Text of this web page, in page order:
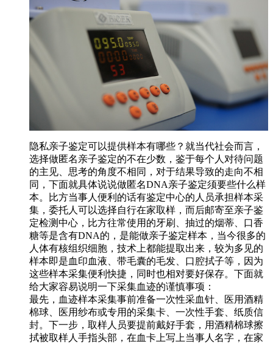
隐私亲子鉴定可以提供样本有哪些？就当代社会而言，
选择做匿名亲子鉴定的不在少数，鉴于每个人对待问题
的主见、思考的角度不相同，对于结果导致的走向不相
同，下面就具体说说做匿名DNA亲子鉴定须要些什么样
本。比方当事人便利的话有鉴定中心的人员承担样本采
集，委托人可以选择自行在家取样，而后邮寄至亲子鉴
定检测中心，比方往常使用的牙刷、抽过的烟蒂、口香
糖等是含有DNA的，是能做亲子鉴定样本，当今很多的
人体有核组织细胞，技术上都能提取出来，较为多见的
样本即是血印血液、带毛囊的毛发、口腔拭子等，因为
这些样本采集便利快捷，同时也相对要好保存。下面就
给大家容易说明一下采集血迹的谨慎事项：
最先，血迹样本采集事前准备一次性采血针、医用酒精
棉球、医用纱布或专用的采集卡、一次性手套、纸质信
封。下一步，取样人员要提前戴好手套，用酒精棉球擦
拭被取样人手指头部，在血卡上写上当事人名字，在家